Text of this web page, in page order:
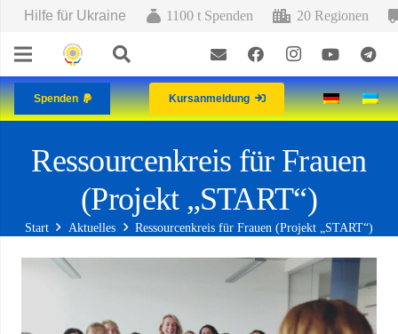
Hilfe für Ukraine 1100 t Spenden 20 Regionen
Spenden Kursanmeldung
Ressourcenkreis für Frauen
(Projekt „START“)
Start Aktuelles Ressourcenkreis für Frauen (Projekt „START“)